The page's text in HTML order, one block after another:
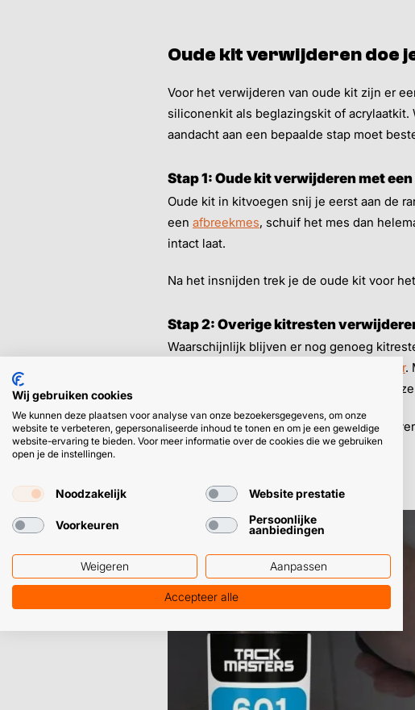
Oude kit verwijderen doe
Voor het verwijderen van oude kit zijn er
siliconenkit als beglazingskit of acrylaatkit.
aandacht aan een bepaalde stap moet
Stap 1: Oude kit verwijderen met
Oude kit in kitvoegen snij je eerst aan de
een afbreekmes, schuif het mes dan
intact laat.
Na het insnijden trek je de oude kit voor
Stap 2: Overige kitresten
Waarschijnlijk blijven er nog genoeg
Seal & Bond remover.
de oude kitresten losgeweekt, waarna je
Deze cleaner is meteen handig voor het
Wij gebruiken cookies
We kunnen deze plaatsen voor analyse van onze bezoekersgegevens, om onze
website te verbeteren, gepersonaliseerde inhoud te tonen en om je een geweldige
website-ervaring te bieden. Voor meer informatie over de cookies die we gebruiken
open je de instellingen.
Noodzakelijk Website prestatie
Voorkeuren
Persoonlijke
aanbiedingen
Weigeren Aanpassen
Accepteer alle